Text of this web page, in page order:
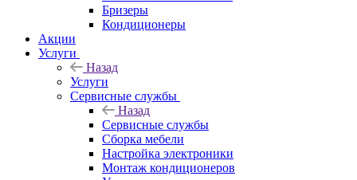
Бризеры
Кондиционеры
Акции
Услуги
Назад
Услуги
Сервисные службы
Назад
Сервисные службы
Сборка мебели
Настройка электроники
Монтаж кондиционеров